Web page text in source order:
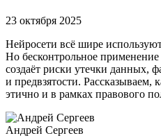
23 октября 2025
Нейросети всё шире
Но бесконтрольное
создаёт риски утечки данных,
и предвзятости. Рассказываем,
этично и в рамках правового
Андрей Сергеев